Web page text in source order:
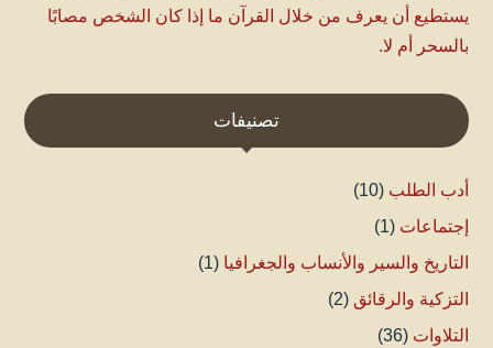
يستطيع أن يعرف من خلال القرآن ما إذا كان الشخص مصابًا
بالسحر أم لا.
تصنيفات
أدب الطلب (10)
إجتماعات (1)
التاريخ والسير والأنساب والجغرافيا (1)
التزكية والرقائق (2)
التلاوات (36)